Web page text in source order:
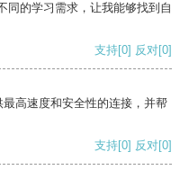
同的学习需求，让我能够找到自
支持[0] 反对[0]
高速度和安全性的连接，并帮
支持[0] 反对[0]